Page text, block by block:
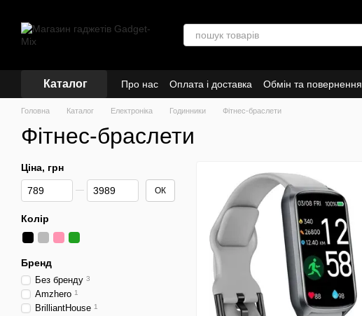
Каталог Про нас Оплата і доставка Обмін та повернення
Головна Каталог Електроніка Годинники Фітнес-браслети
Фітнес-браслети
Ціна, грн
Від Ціна, грн
До Ціна, грн ОК
Колір
Бренд
Без бренду 3
Amzhero 1
BrilliantHouse 1